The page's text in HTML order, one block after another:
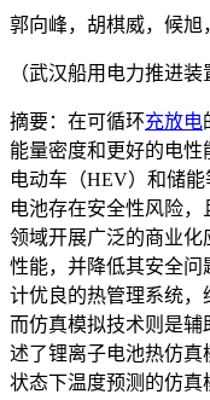
郭向峰，胡棋威，候
（武汉船用电力推进
摘要：在可循环充放电
能量密度和更好的电
电动车（HEV）和储
电池存在安全性风险
领域开展广泛的商业化
性能，并降低其安全
计优良的热管理系统，
而仿真模拟技术则是
述了锂离子电池热仿真
状态下温度预测的仿真